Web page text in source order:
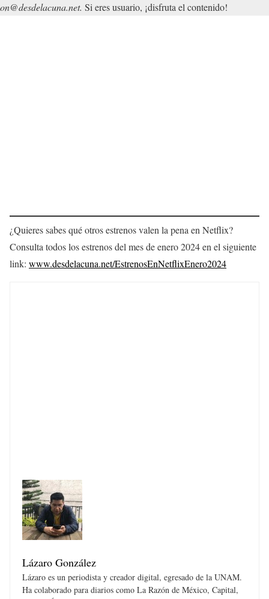
Si eres usuario, ¡disfruta el contenido!
¿Quieres sabes qué otros estrenos valen la pena en Netflix?
Consulta todos los estrenos del mes de enero 2024 en el siguiente
link: www.desdelacuna.net/EstrenosEnNetflixEnero2024
Lázaro González
Lázaro es un periodista y creador digital, egresado de la UNAM.
Ha colaborado para diarios como La Razón de México, Capital,